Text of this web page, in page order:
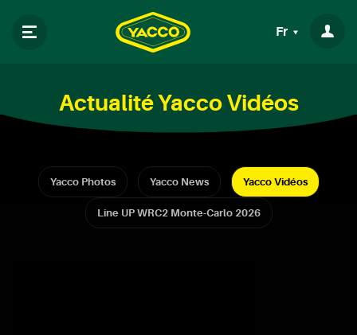
Fr
Actualité Yacco Vidéos
Yacco Photos Yacco News Yacco Vidéos
Line UP WRC2 Monte-Carlo 2026